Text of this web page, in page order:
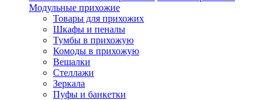
Модульные прихожие
Товары для прихожих
Шкафы и пеналы
Тумбы в прихожую
Комоды в прихожую
Вешалки
Стеллажи
Зеркала
Пуфы и банкетки